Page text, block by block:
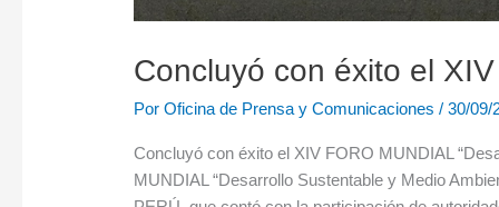
Concluyó con éxito el
PorOficina de Prensa y Comunicaciones/30/09/
Concluyó con éxito el XIV FORO MUNDIAL
MUNDIAL “Desarrollo Sustentable y Medio